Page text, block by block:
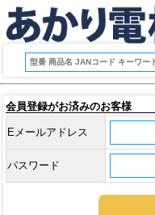
会員登録がお済みのお客様
Eメールアドレス
パスワード